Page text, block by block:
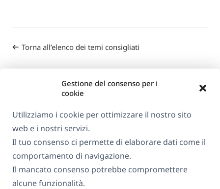
Gestione del consenso per i
cookie
Utilizziamo i cookie per ottimizzare il nostro sito
web e i nostri servizi.
Il tuo consenso ci permette di elaborare dati come il
comportamento di navigazione.
Il mancato consenso potrebbe compromettere
alcune funzionalità.
Torna all’elenco dei temi consigliati
GDPR e Informativa sulla Privacy
Unisciti al nostro team(si